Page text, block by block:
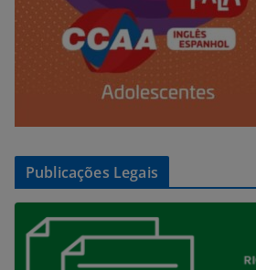
Publicações Legais